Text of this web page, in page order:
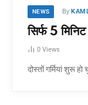
NEWS By
सिर्फ 5
0 Views
दोस्तों गर्मियां शुरू